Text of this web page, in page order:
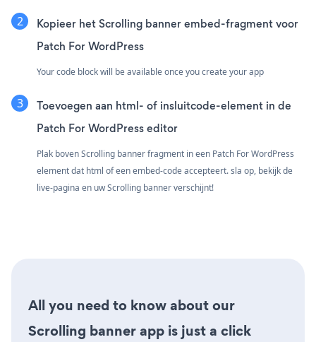
Kopieer het Scrolling banner embed-fragment voor
Patch For WordPress
Your code block will be available once you create your app
Toevoegen aan html- of insluitcode-element in de
Patch For WordPress editor
Plak boven Scrolling banner fragment in een Patch For WordPress
element dat html of een embed-code accepteert. sla op, bekijk de
live-pagina en uw Scrolling banner verschijnt!
All you need to know about our
Scrolling banner app is just a click